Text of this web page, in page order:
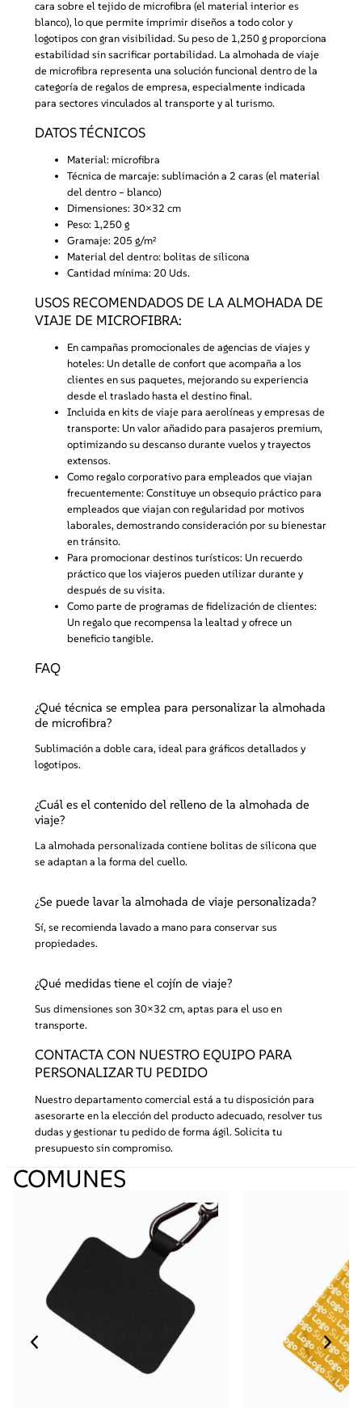
n
t
i
d
a
d
cara sobre el tejido de microfibra (el material interior es
blanco), lo que permite imprimir diseños a todo color y
logotipos con gran visibilidad. Su peso de 1,250 g proporciona
estabilidad sin sacrificar portabilidad. La almohada de viaje
de microfibra representa una solución funcional dentro de la
categoría de regalos de empresa, especialmente indicada
para sectores vinculados al transporte y al turismo.
DATOS TÉCNICOS
Material: microfibra
Técnica de marcaje:sublimación a 2 caras (el material
del dentro – blanco)
Dimensiones: 30×32 cm
Peso: 1,250 g
Gramaje:205 g/m²
Material del dentro: bolitas de silicona
Cantidad mínima:20 Uds.
USOS RECOMENDADOS DE LA ALMOHADA DE
VIAJE DE MICROFIBRA:
En campañas promocionales de agencias de viajes y
hoteles: Un detalle de confort que acompaña a los
clientes en sus paquetes, mejorando su experiencia
desde el traslado hasta el destino final.
Incluida en kits de viaje para aerolíneas y empresas de
transporte: Un valor añadido para pasajeros premium,
optimizando su descanso durante vuelos y trayectos
extensos.
Como regalo corporativo para empleados que viajan
frecuentemente:Constituye un obsequio práctico para
empleados que viajan con regularidad por motivos
laborales, demostrando consideración por su bienestar
en tránsito.
Para promocionar destinos turísticos: Un recuerdo
práctico que los viajeros pueden utilizar durante y
después de su visita.
Como parte de programas de fidelización de clientes:
Un regalo que recompensa la lealtad y ofrece un
beneficio tangible.
FAQ
¿Qué técnica se emplea para personalizar la almohada
de microfibra?
Sublimación a doble cara, ideal para gráficos detallados y
logotipos.
¿Cuál es el contenido del relleno de la almohada de
viaje?
La almohada personalizada contiene bolitas de silicona que
se adaptan a la forma del cuello.
¿Se puede lavar la almohada de viaje personalizada?
Sí, se recomienda lavado a mano para conservar sus
propiedades.
¿Qué medidas tiene el cojín de viaje?
Sus dimensiones son 30×32 cm, aptas para el uso en
transporte.
CONTACTA CON NUESTRO EQUIPO PARA
PERSONALIZAR TU PEDIDO
Nuestro departamento comercial está a tu disposición para
asesorarte en la elección del producto adecuado, resolver tus
dudas y gestionar tu pedido de forma ágil. Solicita tu
presupuesto sin compromiso.
COMUNES